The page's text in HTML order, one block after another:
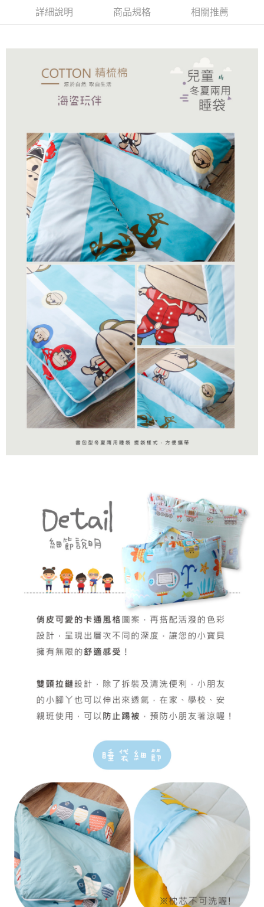
【大哥付你分期使用說明】
流程，驗證手機門號後，選擇欲分期的期數、繳款截止日，確認付款後即完
3.實際核准額度、可分期數及費用金額請依後續交易確認頁面所載為準。
4.訂單成立30分鐘內，如未前往確認交易或遇審核未通過，訂單將自動取
消。如遇「轉專審核」未通過狀況，表示未達大哥付你分期系統評分，恕無
法說明評估內容。
醒簡訊。
2.透過簡訊連結打開帳單後，可選擇「超商條碼／台灣大直營門市／銀行轉
帳／街口支付／iPASS MONEY」等通路繳費。
【注意事項】
1.本服務係由「台灣大哥大股份有限公司」（以下簡稱本公司）所提供，讓
用戶於交易時，得透過本服務購買商品或服務，並由商店將買賣／分期付款
買賣價金債權讓與本公司後，依約使用本公司帳單繳交帳款。
2.基於同意付款使用「大哥付你分期」之契約關係目的，商店將以您的個人
資料（包含姓名、電話或地址）提供予台灣大哥大進項蒐集、處理及利用，
由本公司與您本人進行分期帳單所需資料之確認、核對及更正。
3.完整用戶服務條款，請詳閱以下連結：https://oppay.tw/userRule
便利好安心！
１．簡單：不需註冊會員、不需綁卡、不需儲值。
２．便利：只要手機號碼，簡訊認證，即可結帳。
３．安心：先確認商品／服務後，再付款。
１．於結帳方式選擇「AFTEE先享後付」後，將跳轉至「AFTEE先享後付」
結帳頁面，進行簡訊認證並確認金額後，即可完成結帳。
２．訂單成立數日內，您將收到繳費通知簡訊。
３．收到繳費通知簡訊後14天內，點擊此簡訊中的連結，可透過四大超商／
ATM／網路銀行／等多元方式進行付款，方視為交易完成。
※ 請注意：結帳手續完成當下不需立刻繳費，但若您需要取消訂單，請聯絡
購買商品的店家。未經商家同意取消之訂單仍視為有效，需透過AFTEE先享
後付繳納相關費用。
※ 交易是否成功請以「AFTEE先享後付 」之結帳頁面顯示為準，若有關於
是否繳費成功／繳費後需取消欲退款等相關疑問，請聯繫「AFTEE先享後付
客戶支援中心」 https://netprotections.freshdesk.com/support/home
【注意事項】
１．透過由恩沛科技股份有限公司提供之「AFTEE先享後付」服務完成之交
易，需依本服務之必要範圍內提供個人資料，並將交易相關給付款項請求債
權轉讓予恩沛科技股份有限公司。
２．關於個人資料處理事宜，請瀏覽以下網址：
https://aftee.tw/terms/#terms3
３．未成年的使用者請事先徵得法定代理人或監護人之同意方可使用
「AFTEE先享後付」，若未經同意申辦者引起之損失，本公司不負相關責
任。
４．使用「AFTEE先享後付」時，將依據個別帳號之用戶狀況，依本公司即
時審查核予不同之上限額度；若仍有額度不足之情形，本公司將視審查結果
請求用戶進行身份認證。
５．嚴禁一人註冊多個帳號或使用他人資訊註冊。若發現惡意使用之情形，
恩沛科技股份有限公司將有權停止該用戶之使用額度並採取法律行動。
郵局包裹
每筆NT$250
詳細說明 商品規格 相關推薦